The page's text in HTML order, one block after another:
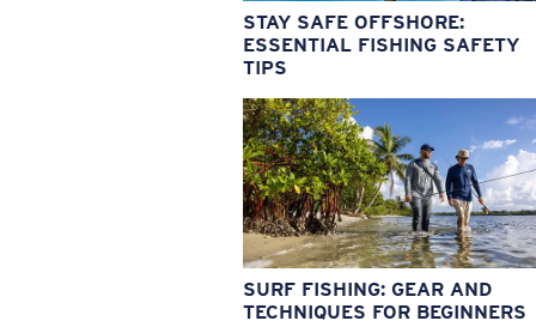
STAY SAFE OFFSHORE:
ESSENTIAL FISHING SAFETY
TIPS
SURF FISHING: GEAR AND
TECHNIQUES FOR BEGINNERS